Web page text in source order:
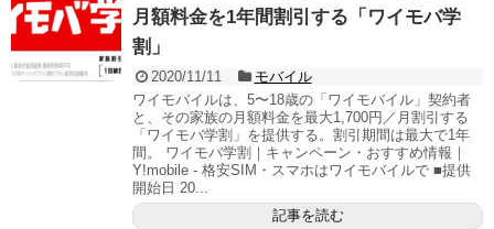
月額料金を1年間割引する「ワイモバ学
割」
2020/11/11
モバイル
ワイモバイルは、5〜18歳の「ワイモバイル」契約者
と、その家族の月額料金を最大1,700円／月割引する
「ワイモバ学割」を提供する。割引期間は最大で1年
間。 ワイモバ学割｜キャンペーン・おすすめ情報｜
Y!mobile - 格安SIM・スマホはワイモバイルで ■提供
開始日 20...
記事を読む